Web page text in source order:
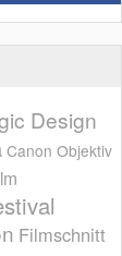
Design
Canon Objektiv
Filmschnitt